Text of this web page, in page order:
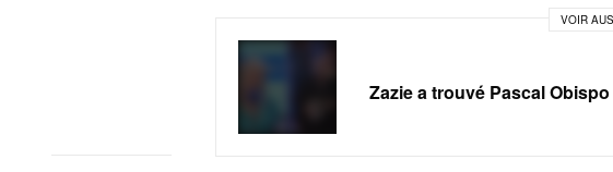
VOIR
Zazie a trouvé Pascal